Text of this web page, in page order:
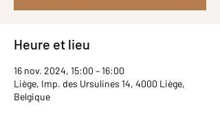
Heure et lieu
16 nov. 2024, 15:00 – 16:00
Liège, Imp. des Ursulines 14, 4000 Liège,
Belgique